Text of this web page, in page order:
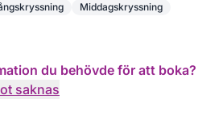
Middagskryssning
du behövde för att boka?
saknas